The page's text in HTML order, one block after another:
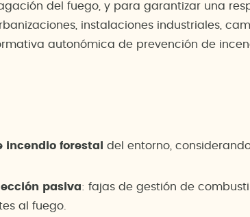
del fuego, y para garantizar una
instalaciones industriales,
autonómica de prevención de
incendio forestal
del entorno,
pasiva: fajas de gestión de
al fuego.